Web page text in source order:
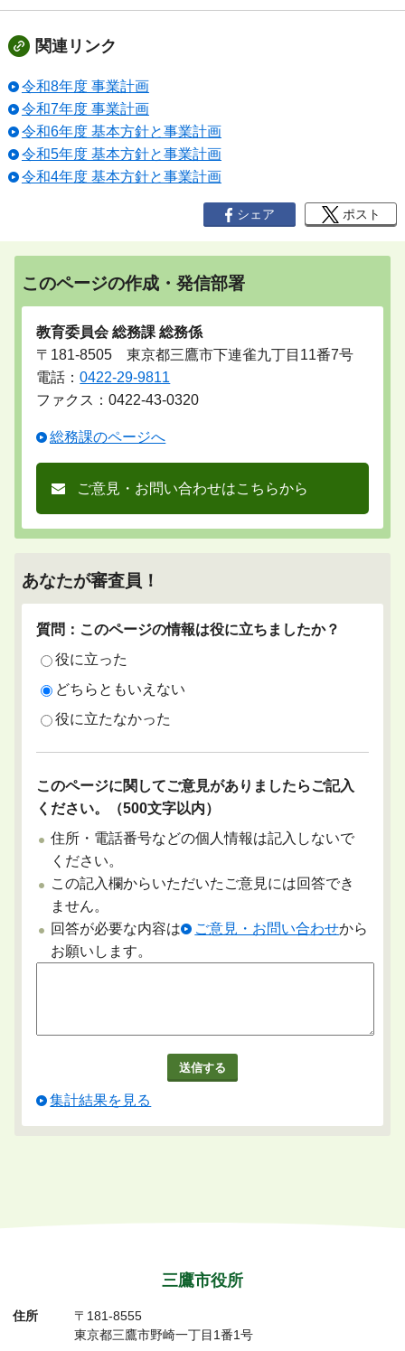
関連リンク
令和8年度 事業計画
令和7年度 事業計画
令和6年度 基本方針と事業計画
令和5年度 基本方針と事業計画
令和4年度 基本方針と事業計画
シェア ポスト
このページの作成・発信部署
教育委員会 総務課 総務係
〒181-8505 東京都三鷹市下連雀九丁目11番7号
電話：0422-29-9811
ファクス：0422-43-0320
総務課のページへ
ご意見・お問い合わせはこちらから
あなたが審査員！
質問：このページの情報は役に立ちましたか？
役に立った
どちらともいえない
役に立たなかった
このページに関してご意見がありましたらご記入
ください。（500文字以内）
住所・電話番号などの個人情報は記入しないで
ください。
この記入欄からいただいたご意見には回答でき
ません。
回答が必要な内容は
ご意見・お問い合わせから
お願いします。
集計結果を見る
三鷹市役所
住所
〒181-8555
東京都三鷹市野崎一丁目1番1号